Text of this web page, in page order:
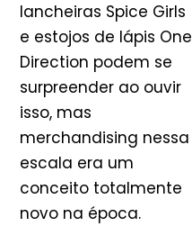
lancheiras Spice Girls
e estojos de lápis One
Direction podem se
surpreender ao ouvir
isso, mas
merchandising nessa
escala era um
conceito totalmente
novo na época.